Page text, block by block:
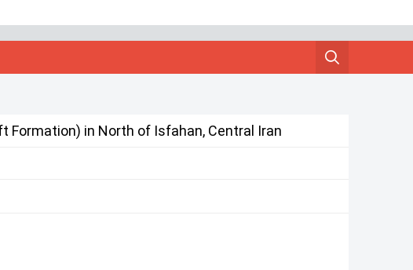
Formation) in North of Isfahan, Central Iran